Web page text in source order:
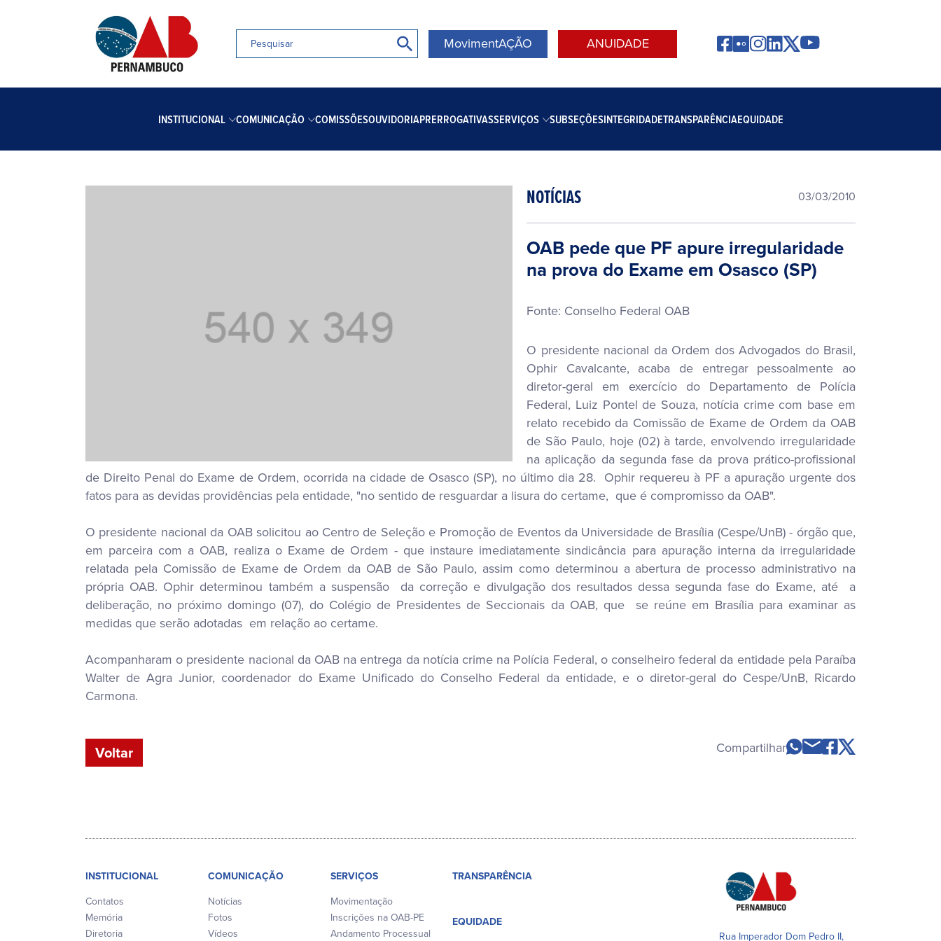
MovimentAÇÃO ANUIDADE
INSTITUCIONAL COMUNICAÇÃO COMISSÕESOUVIDORIAPRERROGATIVASSERVIÇOS SUBSEÇÕESINTEGRIDADETRANSPARÊNCIAEQUIDADE
NOTÍCIAS 03/03/2010
OAB pede que PF apure irregularidade
na prova do Exame em Osasco (SP)
Fonte: Conselho Federal OAB
O presidente nacional da Ordem dos Advogados do Brasil,
Ophir Cavalcante, acaba de entregar pessoalmente ao
diretor-geral em exercício do Departamento de Polícia
Federal, Luiz Pontel de Souza, notícia crime com base em
relato recebido da Comissão de Exame de Ordem da OAB
de São Paulo, hoje (02) à tarde, envolvendo irregularidade
na aplicação da segunda fase da prova prático-profissional
de Direito Penal do Exame de Ordem, ocorrida na cidade de Osasco (SP), no último dia 28. Ophir requereu à PF a apuração urgente dos
fatos para as devidas providências pela entidade, "no sentido de resguardar a lisura do certame, que é compromisso da OAB".
O presidente nacional da OAB solicitou ao Centro de Seleção e Promoção de Eventos da Universidade de Brasília (Cespe/UnB) - órgão que,
em parceira com a OAB, realiza o Exame de Ordem - que instaure imediatamente sindicância para apuração interna da irregularidade
relatada pela Comissão de Exame de Ordem da OAB de São Paulo, assim como determinou a abertura de processo administrativo na
própria OAB. Ophir determinou também a suspensão da correção e divulgação dos resultados dessa segunda fase do Exame, até a
deliberação, no próximo domingo (07), do Colégio de Presidentes de Seccionais da OAB, que se reúne em Brasília para examinar as
medidas que serão adotadas em relação ao certame.
Acompanharam o presidente nacional da OAB na entrega da notícia crime na Polícia Federal, o conselheiro federal da entidade pela Paraíba
Walter de Agra Junior, coordenador do Exame Unificado do Conselho Federal da entidade, e o diretor-geral do Cespe/UnB, Ricardo
Carmona.
Voltar Compartilhar
INSTITUCIONAL
Contatos
Memória
Diretoria
COMUNICAÇÃO
Notícias
Fotos
Vídeos
SERVIÇOS
Movimentação
Inscrições na OAB-PE
Andamento Processual
TRANSPARÊNCIA
EQUIDADE
Rua Imperador Dom Pedro II,